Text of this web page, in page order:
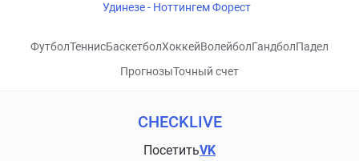
Удинезе - Ноттингем Форест
ФутболТеннисБаскетболХоккейВолейболГандболПадел
ПрогнозыТочный счет
CHECKLIVE
ПосетитьVK